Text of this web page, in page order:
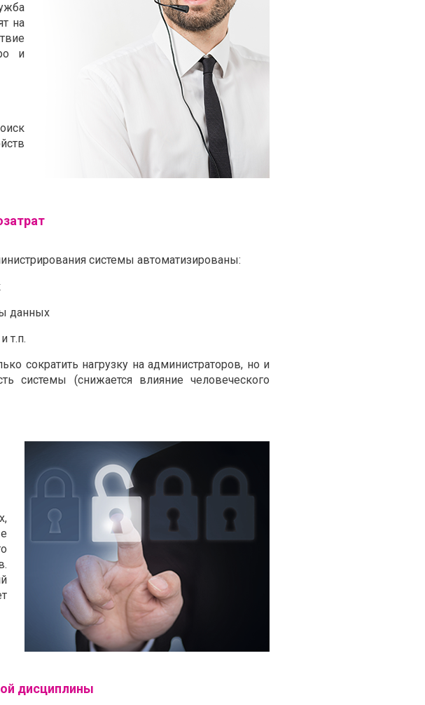
на
и
системы автоматизированы:
данных
т.п.
сократить нагрузку на администраторов, но и
системы (снижается влияние человеческого
дисциплины